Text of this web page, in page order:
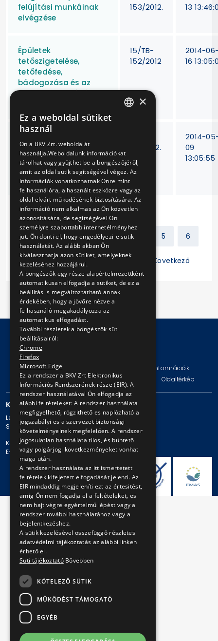
felújítási munkáinak
elvégzése
153/2012.
13
Épületek
tetőszigetelése,
tetőfedése,
bádogozása és az
ehhez kapcsolódó
15/TB-
152/2012
2014-
16
szakipari,
épületgépész és
épületvillamossági
munkák elvégzése
151/2012.
2014-
09
13:05:55
Előző 1 2 3 5 6
8 Következő
Impresszum
Technikai információk
Adatvédelmi politika és tájékoztatások
Oldaltérkép
KAPCSOLAT
Levelezési cím: 1980 Budapest, Pf. 11.
Székhely: 1980 Budapest, Akácfa u. 15.
Központi telefonszám: + 36 1 461-65-00
E-mail cím: bkv@bkv.hu
×
Ez a weboldal sütiket
használ
Ön a BKV Zrt. weboldalát
használja.Weboldalunk információkat
tárolhat vagy gyűjthet be a böngészőjéről,
amit az oldal sütik segítségével végez. Az
információk vonatkozhatnak Önre mint
felhasználóra, a használt eszközre vagy az
oldal elvárt működésének biztosítására. Az
információ nem alkalmas az Ön közvetlen
azonosítására, de segítségével Ön
személyre szabottabb internetélményhez
jut. Ön dönti el, hogy engedélyezi-e sütik
használatát. Az alábbiakban Ön
kiválaszthatja azon sütiket, amelyeknek
kezeléséhez hozzájárul.
A böngészők egy része alapértelmezettként
automatikusan elfogadja a sütiket, de ez a
beállítás is megváltoztatható annak
érdekében, hogy a jövőre nézve a
felhasználó megakadályozza az
automatikus elfogadást.
További részletek a böngészők süti
beállításairól:
Chrome
Firefox
Microsoft Edge
Ez a rendszer a BKV Zrt Elektronikus
Információs Rendszerének része (EIR). A
rendszer használatával Ön elfogadja az
alábbi feltételeket: A rendszer használata
megfigyelhető, rögzithető es naplózható a
jogszabályi es a szervezet biztonsági
követelményeinek megfelelően. A rendszer
jogosulatlan használata tilos, és büntető
vagy polgárjogi következményeket vonhat
maga után.
A rendszer használata az itt ismertetett
feltételek kifejezett elfogadását jelenti. Az
EIR mindaddig megjeleníti ezt az értesitést,
amig Ön nem fogadja el a feltételeket, es
nem hajt végre egyértelmű lépést vagy a
rendszer további használatához vagy a
bejelentkezéshez.
A sütik kezelésével összefüggő részletes
adatvédelmi tájékoztatás az alábbi linken
érhető el.
Süti tájékoztató Bővebben
KÖTELEZŐ SÜTIK
MŰKÖDÉST TÁMOGATÓ
EGYÉB